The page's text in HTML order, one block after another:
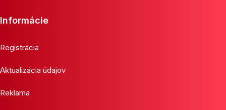
Informácie
Registrácia
Aktualizácia údajov
Reklama